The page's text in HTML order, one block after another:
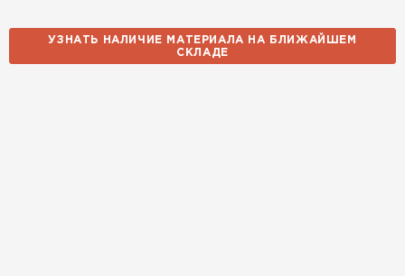
УЗНАТЬ НАЛИЧИЕ МАТЕРИАЛА НА БЛИЖАЙШЕМ
СКЛАДЕ